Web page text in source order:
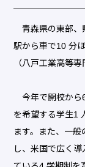
青森県の東部、
駅から車で10 分
（八戸工業高等
今年で開校から
を希望する学生1
ます。また、一
し、米国で広く